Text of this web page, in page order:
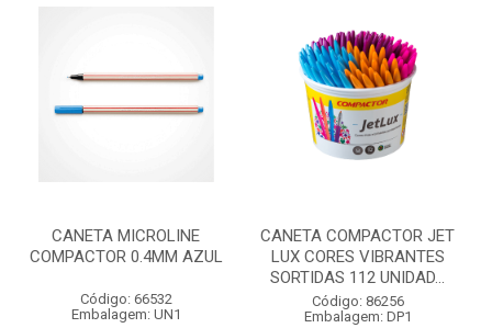
CANETA MICROLINE
COMPACTOR 0.4MM AZUL
Código: 66532
Embalagem: UN1
CANETA COMPACTOR JET
LUX CORES VIBRANTES
SORTIDAS 112 UNIDAD...
Código: 86256
Embalagem: DP1